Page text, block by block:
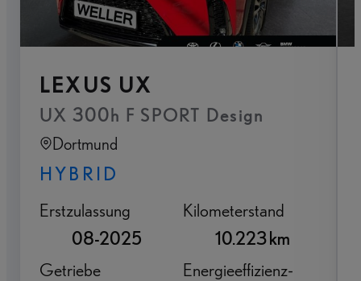
LEXUS UX
UX 300h F SPORT Design
Dortmund
HYBRID
Erstzulassung
08-2025
Kilometerstand
10.223 km
Getriebe
Energieeffizienz-